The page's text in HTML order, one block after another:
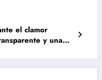
el clamor
y una